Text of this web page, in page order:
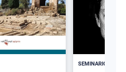
SEMINARIO